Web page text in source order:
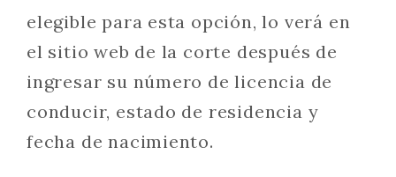
elegible para esta opción, lo verá en
el sitio web de la corte después de
ingresar su número de licencia de
conducir, estado de residencia y
fecha de nacimiento.